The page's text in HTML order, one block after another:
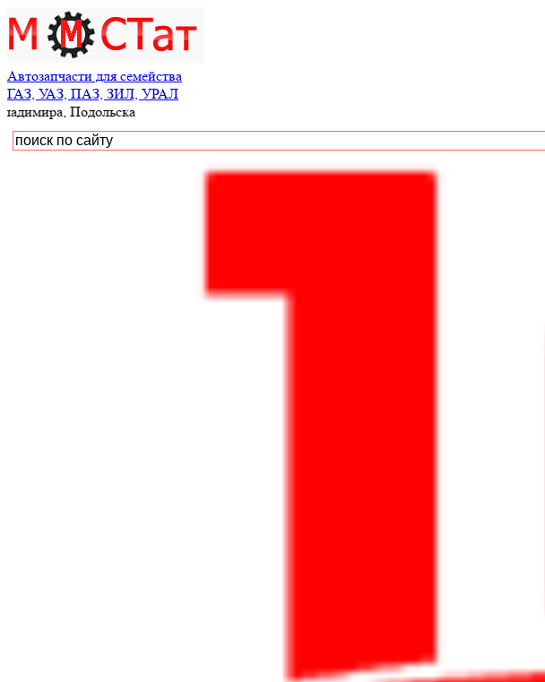
Автозапчасти для семейства
ГАЗ, УАЗ, ПАЗ, ЗИЛ, УРАЛ
Подольска